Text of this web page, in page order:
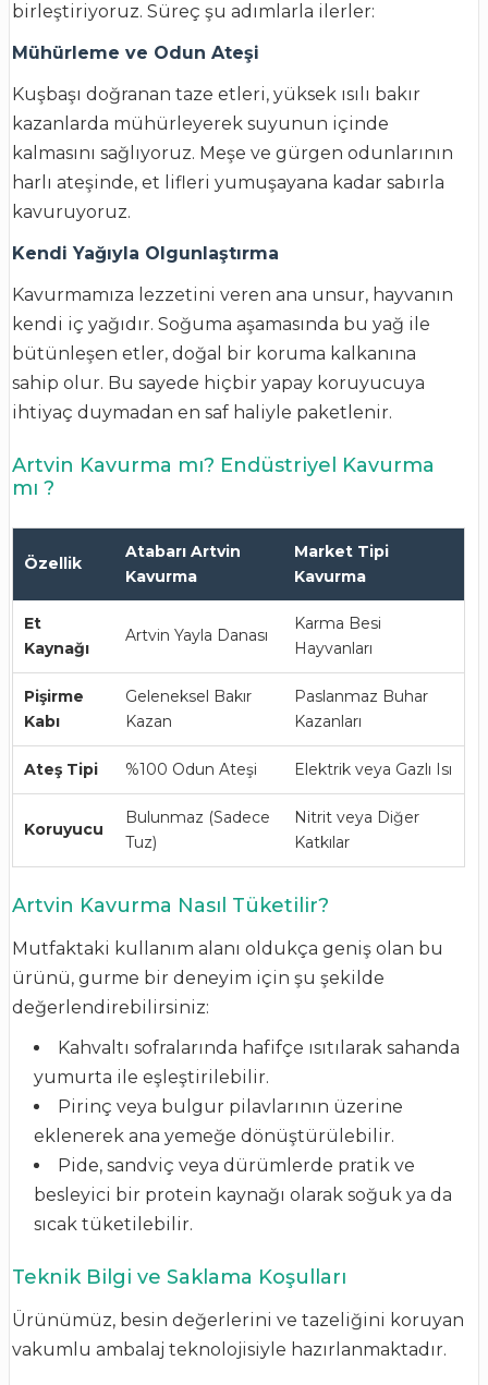
birleştiriyoruz. Süreç şu adımlarla ilerler:
Mühürleme ve Odun Ateşi
Kuşbaşı doğranan taze etleri, yüksek ısılı bakır
kazanlarda mühürleyerek suyunun içinde
kalmasını sağlıyoruz. Meşe ve gürgen odunlarının
harlı ateşinde, et lifleri yumuşayana kadar sabırla
kavuruyoruz.
Kendi Yağıyla Olgunlaştırma
Kavurmamıza lezzetini veren ana unsur, hayvanın
kendi iç yağıdır. Soğuma aşamasında bu yağ ile
bütünleşen etler, doğal bir koruma kalkanına
sahip olur. Bu sayede hiçbir yapay koruyucuya
ihtiyaç duymadan en saf haliyle paketlenir.
Artvin Kavurma mı? Endüstriyel Kavurma
mı ?
Özellik
Atabarı Artvin
Kavurma
Market Tipi
Kavurma
Et
Kaynağı
Artvin Yayla Danası
Karma Besi
Hayvanları
Pişirme
Kabı
Geleneksel Bakır
Kazan
Paslanmaz Buhar
Kazanları
Ateş Tipi %100 Odun Ateşi Elektrik veya Gazlı Isı
Koruyucu
Bulunmaz (Sadece
Tuz)
Nitrit veya Diğer
Katkılar
Artvin Kavurma Nasıl Tüketilir?
Mutfaktaki kullanım alanı oldukça geniş olan bu
ürünü, gurme bir deneyim için şu şekilde
değerlendirebilirsiniz:
Kahvaltı sofralarında hafifçe ısıtılarak sahanda
yumurta ile eşleştirilebilir.
Pirinç veya bulgur pilavlarının üzerine
eklenerek ana yemeğe dönüştürülebilir.
Pide, sandviç veya dürümlerde pratik ve
besleyici bir protein kaynağı olarak soğuk ya da
sıcak tüketilebilir.
Teknik Bilgi ve Saklama Koşulları
Ürünümüz, besin değerlerini ve tazeliğini koruyan
vakumlu ambalaj teknolojisiyle hazırlanmaktadır.